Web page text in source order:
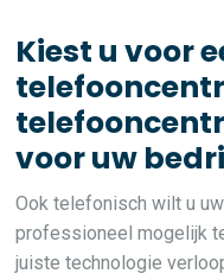
Kiest u voor
voor uw
Ook telefonisch wilt u
professioneel mogelijk
juiste technologie